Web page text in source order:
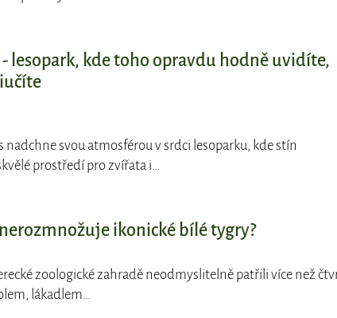
- lesopark, kde toho opravdu hodně uvidíte,
nadchne svou atmosférou v srdci lesoparku, kde stín
prostředí pro zvířata i…
ikonické bílé tygry?
zoologické zahradě neodmyslitelně patřili více než
lákadlem…